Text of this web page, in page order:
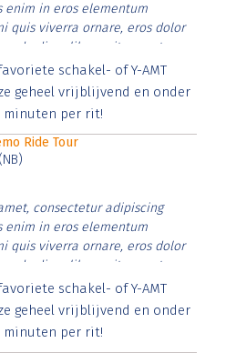
enim in eros elementum
quis viverra ornare, eros dolor
diam libero vitae erat.
justo cursus id rutrum lorem
vitae risus tristique posuere.
schakel- of Y-AMT
geheel vrijblijvend en onder
minuten per rit!
Ride Tour
consectetur adipiscing
enim in eros elementum
quis viverra ornare, eros dolor
diam libero vitae erat.
justo cursus id rutrum lorem
vitae risus tristique posuere.
schakel- of Y-AMT
geheel vrijblijvend en onder
minuten per rit!